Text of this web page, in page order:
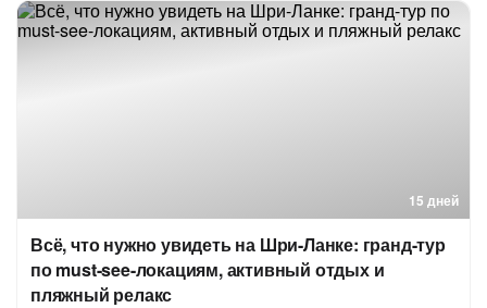
15 дней
Всё, что нужно увидеть на Шри-Ланке: гранд-тур
по must-see-локациям, активный отдых и
пляжный релакс